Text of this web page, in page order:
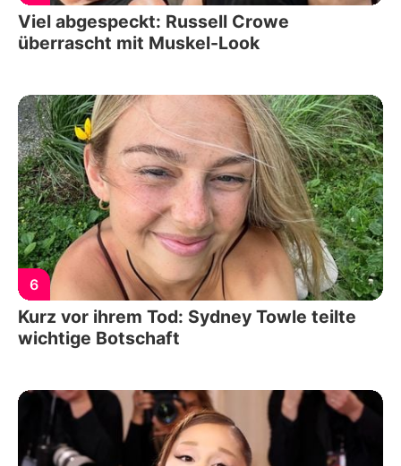
Viel abgespeckt: Russell Crowe
überrascht mit Muskel-Look
6
Kurz vor ihrem Tod: Sydney Towle teilte
wichtige Botschaft